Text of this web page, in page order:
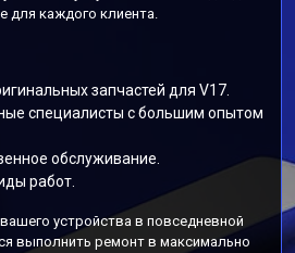
для каждого клиента.
запчастей для V17.
специалисты с большим опытом
обслуживание.
работ.
устройства в повседневной
выполнить ремонт в максимально